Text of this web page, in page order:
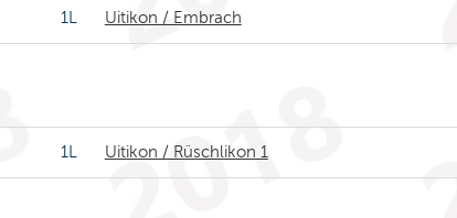
1L Uitikon / Embrach
1L Uitikon / Rüschlikon 1